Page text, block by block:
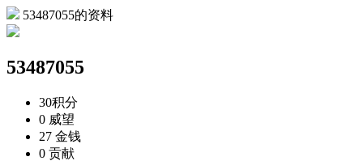
53487055的资料
53487055
30积分
0 威望
27 金钱
0 贡献